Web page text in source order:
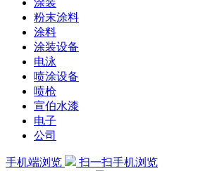
涂装
粉末涂料
涂料
涂装设备
电泳
喷涂设备
喷枪
宣伯水漆
电子
公司
手机端浏览
扫一扫手机浏览